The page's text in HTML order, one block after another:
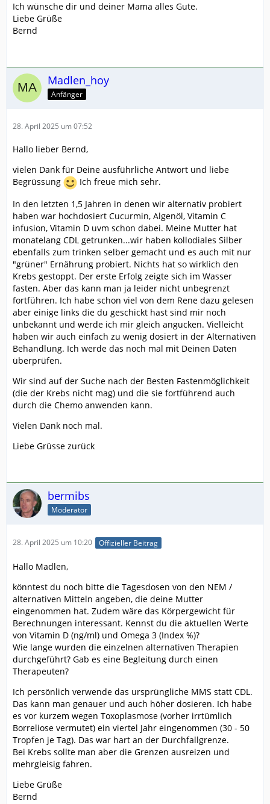
Ich wünsche dir und deiner Mama alles Gute.
Liebe Grüße
Bernd
Madlen_hoy
Anfänger
28. April 2025 um 07:52
Hallo lieber Bernd,
vielen Dank für Deine ausführliche Antwort und liebe
Begrüssung
Ich freue mich sehr.
In den letzten 1,5 Jahren in denen wir alternativ probiert
haben war hochdosiert Cucurmin, Algenöl, Vitamin C
infusion, Vitamin D uvm schon dabei. Meine Mutter hat
monatelang CDL getrunken...wir haben kollodiales Silber
ebenfalls zum trinken selber gemacht und es auch mit nur
"grüner" Ernährung probiert. Nichts hat so wirklich den
Krebs gestoppt. Der erste Erfolg zeigte sich im Wasser
fasten. Aber das kann man ja leider nicht unbegrenzt
fortführen. Ich habe schon viel von dem Rene dazu gelesen
aber einige links die du geschickt hast sind mir noch
unbekannt und werde ich mir gleich angucken. Vielleicht
haben wir auch einfach zu wenig dosiert in der Alternativen
Behandlung. Ich werde das noch mal mit Deinen Daten
überprüfen.
Wir sind auf der Suche nach der Besten Fastenmöglichkeit
(die der Krebs nicht mag) und die sie fortführend auch
durch die Chemo anwenden kann.
Vielen Dank noch mal.
Liebe Grüsse zurück
bermibs
Moderator
28. April 2025 um 10:20 Offizieller Beitrag
Hallo Madlen,
könntest du noch bitte die Tagesdosen von den NEM /
alternativen Mitteln angeben, die deine Mutter
eingenommen hat. Zudem wäre das Körpergewicht für
Berechnungen interessant. Kennst du die aktuellen Werte
von Vitamin D (ng/ml) und Omega 3 (Index %)?
Wie lange wurden die einzelnen alternativen Therapien
durchgeführt? Gab es eine Begleitung durch einen
Therapeuten?
Ich persönlich verwende das ursprüngliche MMS statt CDL.
Das kann man genauer und auch höher dosieren. Ich habe
es vor kurzem wegen Toxoplasmose (vorher irrtümlich
Borreliose vermutet) ein viertel Jahr eingenommen (30 - 50
Tropfen je Tag). Das war hart an der Durchfallgrenze.
Bei Krebs sollte man aber die Grenzen ausreizen und
mehrgleisig fahren.
Liebe Grüße
Bernd